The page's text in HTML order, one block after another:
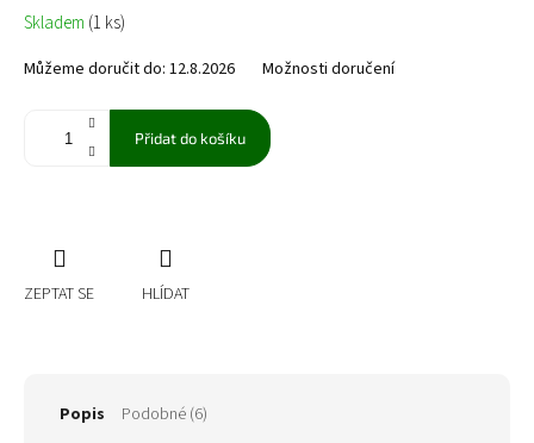
Měrná
cena:
Skladem (1 ks)
Můžeme doručit do: 12.8.2026 Možnosti doručení
Přidat do košíku
ZEPTAT SE HLÍDAT
Popis Podobné (6)